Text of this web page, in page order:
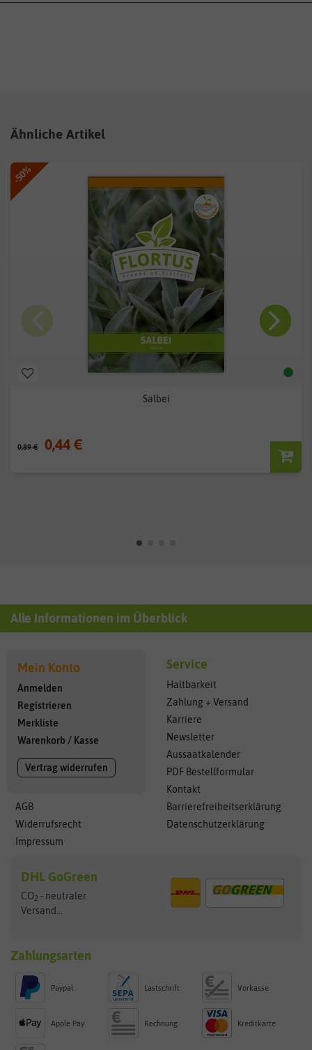
Ähnliche Artikel
-50%
Salbei
0,89 € 0,44 €
Alle Informationen im Überblick
Mein Konto
Anmelden
Registrieren
Merkliste
Warenkorb / Kasse
Vertrag widerrufen
AGB
Widerrufsrecht
Impressum
Service
Haltbarkeit
Zahlung + Versand
Karriere
Newsletter
Aussaatkalender
PDF Bestellformular
Kontakt
Barrierefreiheitserklärung
Datenschutzerklärung
DHL GoGreen
CO2 - neutraler
Versand...
Zahlungsarten
Paypal Lastschrift Vorkasse
Apple Pay Rechnung Kreditkarte